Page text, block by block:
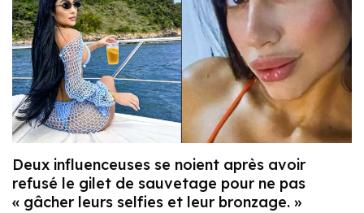
Deux influenceuses se noient après avoir
refusé le gilet de sauvetage pour ne pas
« gâcher leurs selfies et leur bronzage. »